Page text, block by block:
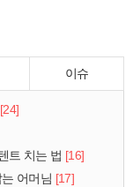
이슈
[24]
트 치는 법 [16]
어머님 [17]